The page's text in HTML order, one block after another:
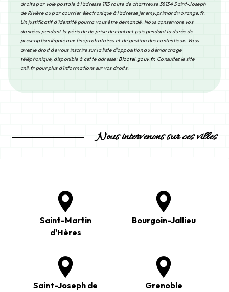
droits par voie postale à l'adresse 1115 route de chartreuse 38134 Saint-Joseph
de Rivière ou par courrier électronique à l'adresse jeremy.primard@orange.fr.
Un justificatif d'identité pourra vous être demandé. Nous conservons vos
données pendant la période de prise de contact puis pendant la durée de
prescription légale aux fins probatoires et de gestion des contentieux. Vous
avez le droit de vous inscrire sur la liste d'opposition au démarchage
téléphonique, disponible à cette adresse: Bloctel.gouv.fr. Consultez le site
cnil.fr pour plus d’informations sur vos droits.
Nous intervenons sur ces villes
Saint-Martin
d'Hères
Bourgoin-Jallieu
Saint-Joseph de
Grenoble